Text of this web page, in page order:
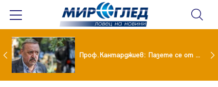
килограмова жена! Искаше бърза печалба... Проф.Кантарджиев: Пазете се от комарите и полово предаваните инфекции